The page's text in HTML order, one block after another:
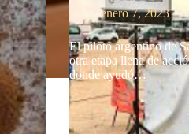
enero 7, 2023
El piloto argentino de
otra etapa llena de
donde ayudó…